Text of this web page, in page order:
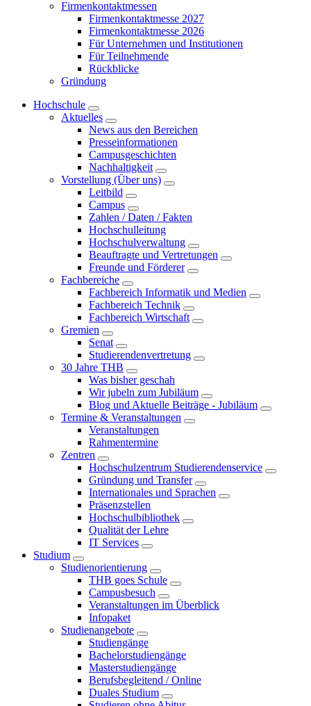
Firmenkontaktmessen
Firmenkontaktmesse 2027
Firmenkontaktmesse 2026
Für Unternehmen und Institutionen
Für Teilnehmende
Rückblicke
Gründung
Hochschule
Aktuelles
News aus den Bereichen
Presseinformationen
Campusgeschichten
Nachhaltigkeit
Vorstellung (Über uns)
Leitbild
Campus
Zahlen / Daten / Fakten
Hochschulleitung
Hochschulverwaltung
Beauftragte und Vertretungen
Freunde und Förderer
Fachbereiche
Fachbereich Informatik und Medien
Fachbereich Technik
Fachbereich Wirtschaft
Gremien
Senat
Studierendenvertretung
30 Jahre THB
Was bisher geschah
Wir jubeln zum Jubiläum
Blog und Aktuelle Beiträge - Jubiläum
Termine & Veranstaltungen
Veranstaltungen
Rahmentermine
Zentren
Hochschulzentrum Studierendenservice
Gründung und Transfer
Internationales und Sprachen
Präsenzstellen
Hochschulbibliothek
Qualität der Lehre
IT Services
Studium
Studienorientierung
THB goes Schule
Campusbesuch
Veranstaltungen im Überblick
Infopaket
Studienangebote
Studiengänge
Bachelorstudiengänge
Masterstudiengänge
Berufsbegleitend / Online
Duales Studium